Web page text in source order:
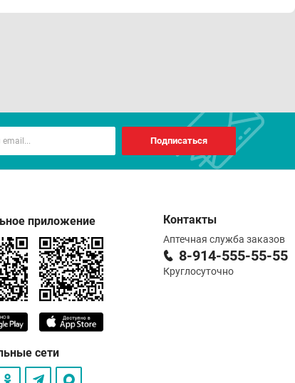
Подписаться
приложение
сети
Контакты
Аптечная служба заказов
8-914-555-55-55
Круглосуточно